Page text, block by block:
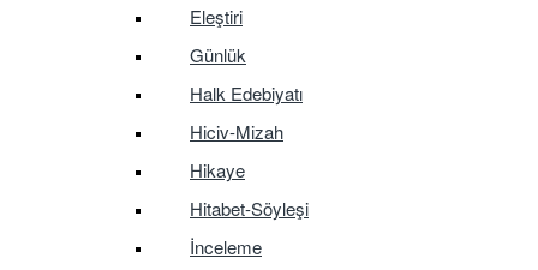
Eleştiri
Günlük
Halk Edebiyatı
Hiciv-Mizah
Hikaye
Hitabet-Söyleşi
İnceleme